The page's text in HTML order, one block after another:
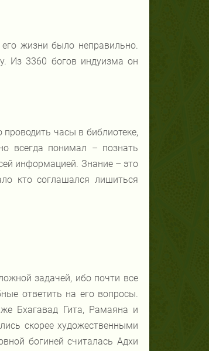
жизни было неправильно.
Из 3360 богов индуизма он
часы в библиотеке,
всегда понимал – познать
информацией. Знание – это
кто соглашался лишиться
задачей, ибо почти все
ответить на его вопросы.
Бхагавад Гита, Рамаяна и
скорее художественными
богиней считалась Адхи